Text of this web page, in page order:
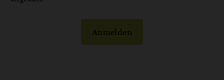
Anmelden